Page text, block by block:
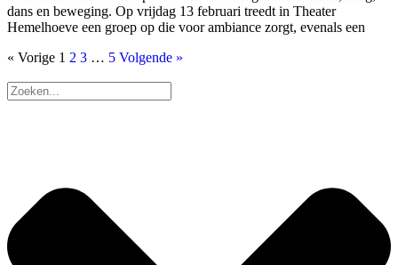
dans en beweging. Op vrijdag 13 februari treedt in Theater
Hemelhoeve een groep op die voor ambiance zorgt, evenals een
« Vorige 1 2 3 … 5 Volgende »